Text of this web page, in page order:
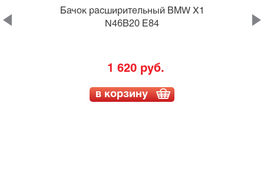
Бачок расширительный BMW X1
N46B20 E84
1 620 руб.
в корзину